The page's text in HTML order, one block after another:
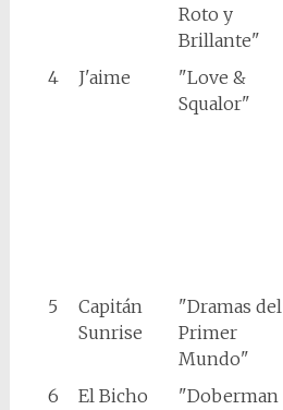
Roto y
Brillante"
4
J'aime
"Love &
Squalor"
5
Capitán
Sunrise
"Dramas del
Primer
Mundo"
6
El Bicho
"Doberman